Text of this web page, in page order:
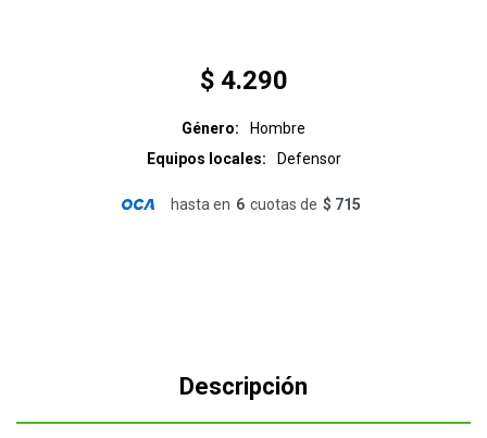
$ 4.290
Género
Hombre
Equipos locales
Defensor
hasta en 6 cuotas de $ 715
Descripción